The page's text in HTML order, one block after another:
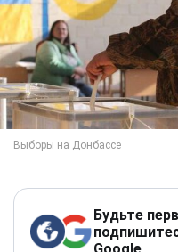
Будьте
Google